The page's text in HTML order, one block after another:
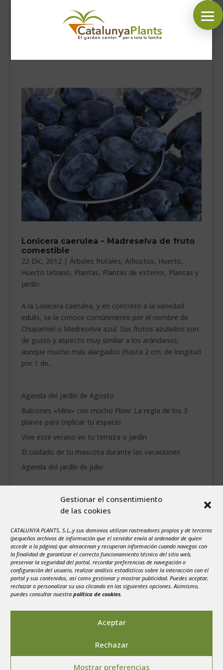
Gestionar el consentimiento
de las cookies
CATALUNYA PLANTS, S.L.,y sus dominios utilizan rastreadores propios y de terceros
(pequeños archivos de información que el servidor envía al ordenador de quien
accede a la página) que almacenan y recuperan información cuando navegas con
la finalidad de garantizar el correcto funcionamiento técnico del sitio web,
preservar la seguridad del portal, recordar preferencias de navegación o
configuración del usuario, realizar análisis estadísticos sobre la interacción con el
portal y sus contenidos, así como gestionar y mostrar publicidad. Puedes aceptar,
rechazar o personalizar su uso clicando en las siguientes opciones. Asimismo,
puedes consultar nuestra política de cookies.
Aceptar
Rechazar
Mostrar preferencias
SÍGUENOS EN:
INICIO
PLANTAS
COMPLEMENTOS JARDÍN
MASCOTAS
DECORACIÓN
HORARIO GARDEN
CONTACTAR
___________________________
VEURE EN CATALÀ
Lonicera caerulea – Madreselva de fruto
comestible
22 Dic, 2012| Árboles frutales, Arbustos, Huerto,
Huerto Urbano, Plantas, Plantas de exterior, Plantas y
jardín
A la Lonicera caerulea, y en concreto a la variedad
edulis, se la conoce comúnmente por el nombre de
Chupamiel o Madreselva azul. Sus frutos azulados son
de gusto y aspecto muy similar a los arándanos,
aunque mucho más alargados (hasta 2 cm. de longitud
por 1 de...
Agenda del jardín de Agosto
Balcones «Mini» con mucho Flow: La regla de los 3
planos para triplicar tu espacio
Vive este verano en tu terraza o jardín
El cuidado de tu mascota durante las vacaciones
Agenda del jardín de Julio
X J V S
3
4 5 6 7 8
9
10
11 12 13 14 15
16
17
18 19 20 21 22
23
24
25 26 27 28 29
30
31
Política de privacidad